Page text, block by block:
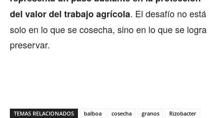
del valor del trabajo agrícola. El desafío no está
solo en lo que se cosecha, sino en lo que se logra
preservar.
TEMAS RELACIONADOS balboa cosecha granos
Rizobacter